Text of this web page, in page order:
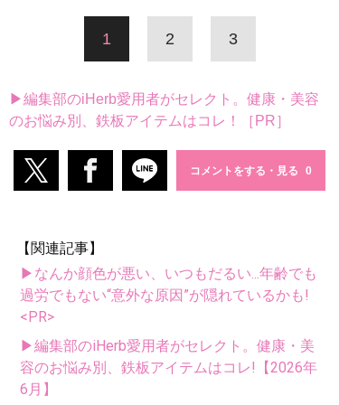
1 2 3
▶編集部のiHerb愛用者がセレクト。健康・美容
のお悩み別、鉄板アイテムはコレ！［PR］
コメントをする・見る
【関連記事】
▶なんか顔色が悪い、いつもだるい...年齢でも
過労でもない“意外な原因”が隠れているかも!
<PR>
▶編集部のiHerb愛用者がセレクト。健康・美
容のお悩み別、鉄板アイテムはコレ!【2026年
6月】